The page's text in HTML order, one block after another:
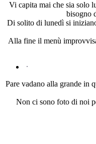
Vi capita mai che sia solo
bisogno
Di solito di lunedì si
Alla fine il menù
Pare vadano alla grande in
Non ci sono foto di noi